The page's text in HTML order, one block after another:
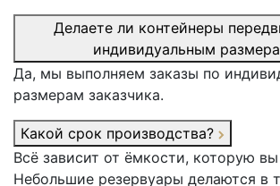
Делаете ли контейнеры
индивидуальным
Да, мы выполняем заказы по
размерам заказчика.
Какой срок производства?
Всё зависит от ёмкости, которую вы
Небольшие резервуары делаются в